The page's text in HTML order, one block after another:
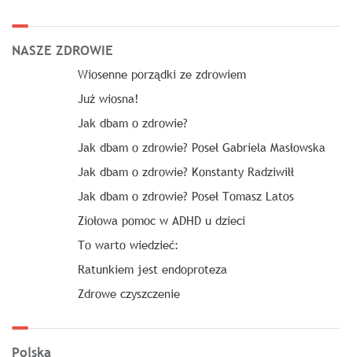
NASZE ZDROWIE
Wiosenne porządki ze zdrowiem
Już wiosna!
Jak dbam o zdrowie?
Jak dbam o zdrowie? Poseł Gabriela Masłowska
Jak dbam o zdrowie? Konstanty Radziwiłł
Jak dbam o zdrowie? Poseł Tomasz Latos
Ziołowa pomoc w ADHD u dzieci
To warto wiedzieć:
Ratunkiem jest endoproteza
Zdrowe czyszczenie
Polska